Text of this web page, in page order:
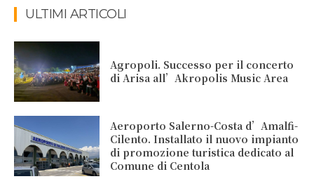
ULTIMI ARTICOLI
Agropoli. Successo per il concerto
di Arisa all’Akropolis Music Area
Aeroporto Salerno-Costa d’Amalfi-
Cilento. Installato il nuovo impianto
di promozione turistica dedicato al
Comune di Centola